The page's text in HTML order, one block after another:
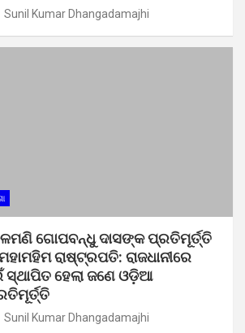
Sunil Kumar Dhangadamajhi
ଗୋପବନ୍ଧୁ ଦାସଙ୍କ ପ୍ରତିମୂର୍ତ୍ତି
ରାଷ୍ଟ୍ରପତି: ରାଜଧାନୀରେ
ହେଲା ଜଣେ ଓଡ଼ିଆ
Sunil Kumar Dhangadamajhi